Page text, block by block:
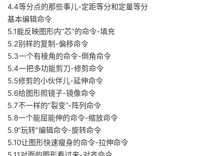
4.4等分点的那些事儿-定距等分和定量等分
基本编辑命令
5.1能反映图形内“芯”的命令-填充
5.2别样的复制-偏移命令
5.3一个有棱角的命令-倒角命令
5.4一把多功能剪刀-修剪命令
5.5修剪的小伙伴儿-延伸命令
5.6给图形照镜子-镜像命令
5.7不一样的“裂变”-阵列命令
5.8一个能屈能伸的命令-缩放命令
5.9“玩转”编辑命令-旋转命令
5.10让图形快速瘦身的命令-拉伸命令